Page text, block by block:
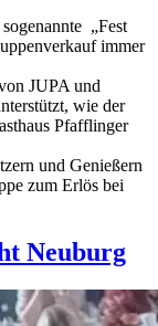
„Fest
immer
JUPA und
wie der
Pfafflinger
und Genießern
zum Erlös bei
Neuburg